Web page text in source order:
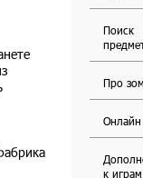
Поиск
Про
к играм